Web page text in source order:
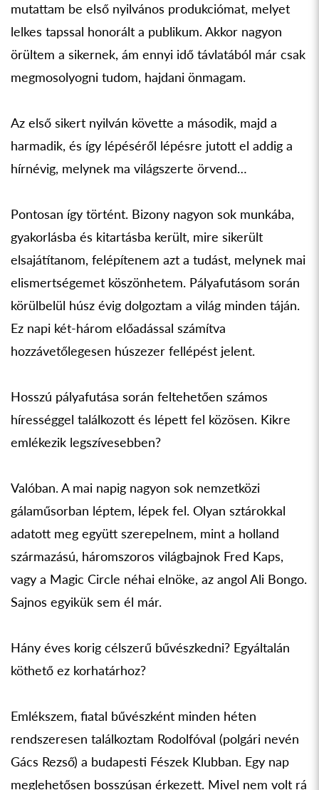
mutattam be első nyilvános produkciómat, melyet
lelkes tapssal honorált a publikum. Akkor nagyon
örültem a sikernek, ám ennyi idő távlatából már csak
megmosolyogni tudom, hajdani önmagam.
Az első sikert nyilván követte a második, majd a
harmadik, és így lépéséről lépésre jutott el addig a
hírnévig, melynek ma világszerte örvend…
Pontosan így történt. Bizony nagyon sok munkába,
gyakorlásba és kitartásba került, mire sikerült
elsajátítanom, felépítenem azt a tudást, melynek mai
elismertségemet köszönhetem. Pályafutásom során
körülbelül húsz évig dolgoztam a világ minden táján.
Ez napi két-három előadással számítva
hozzávetőlegesen húszezer fellépést jelent.
Hosszú pályafutása során feltehetően számos
hírességgel találkozott és lépett fel közösen. Kikre
emlékezik legszívesebben?
Valóban. A mai napig nagyon sok nemzetközi
gálaműsorban léptem, lépek fel. Olyan sztárokkal
adatott meg együtt szerepelnem, mint a holland
származású, háromszoros világbajnok Fred Kaps,
vagy a Magic Circle néhai elnöke, az angol Ali Bongo.
Sajnos egyikük sem él már.
Hány éves korig célszerű bűvészkedni? Egyáltalán
köthető ez korhatárhoz?
Emlékszem, fiatal bűvészként minden héten
rendszeresen találkoztam Rodolfóval (polgári nevén
Gács Rezső) a budapesti Fészek Klubban. Egy nap
meglehetősen bosszúsan érkezett. Mivel nem volt rá